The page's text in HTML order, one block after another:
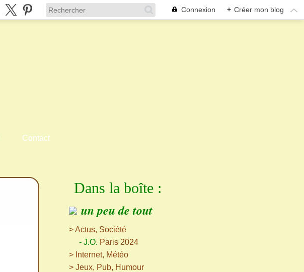
Connexion + Créer mon blog
Contact
Dans la boîte :
un peu de tout
> Actus, Société
- J.O. Paris 2024
> Internet, Météo
> Jeux, Pub, Humour